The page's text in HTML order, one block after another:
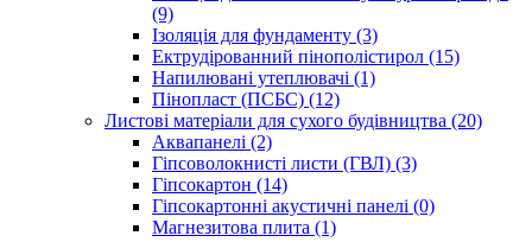
(9)
Ізоляція для фундаменту (3)
Ектрудірованний пінополістирол (15)
Напилювані утеплювачі (1)
Пінопласт (ПСБС) (12)
Листові матеріали для сухого будівництва (20)
Аквапанелі (2)
Гіпсоволокнисті листи (ГВЛ) (3)
Гіпсокартон (14)
Гіпсокартонні акустичні панелі (0)
Магнезитова плита (1)